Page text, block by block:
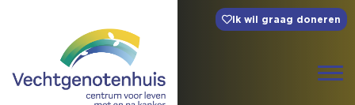
Ik wil graag doneren